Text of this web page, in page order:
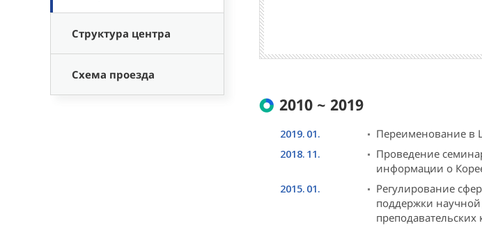
Структура центра
Схема проезда
2010 ~ 2019
2019. 01.
Переименование в
2018. 11.
Проведение
информации о
2015. 01.
Регулирование
поддержки научной
преподавательских